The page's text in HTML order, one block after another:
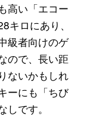
高い「エコー
ロにあり、
級者向けのゲ
ので、長い距
ないかもしれ
ーにも「ちび
です。